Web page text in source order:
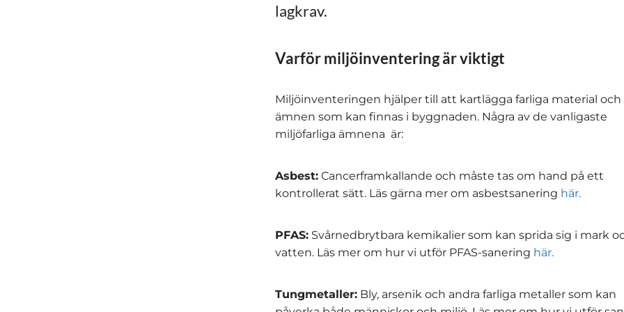
lagkrav.
Varför miljöinventering är viktigt
Miljöinventeringen hjälper till att kartlägga farliga material och
ämnen som kan finnas i byggnaden. Några av de vanligaste
miljöfarliga ämnena är:
Asbest:Cancerframkallande och måste tas om hand på ett
kontrollerat sätt. Läs gärna mer om asbestsanering här.
PFAS:Svårnedbrytbara kemikalier som kan sprida sig i mark
vatten. Läs mer om hur vi utför PFAS-sanering här.
Tungmetaller:Bly, arsenik och andra farliga metaller som kan